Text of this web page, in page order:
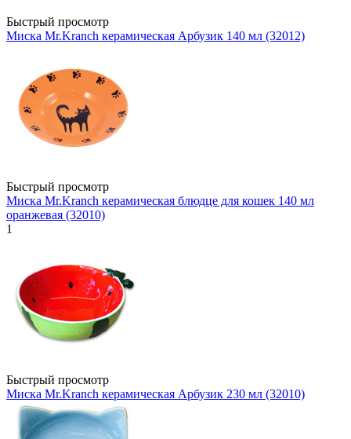
Быстрый просмотр
Миска Mr.Kranch керамическая Арбузик 140 мл (32012)
Быстрый просмотр
Миска Mr.Kranch керамическая блюдце для кошек 140 мл
оранжевая (32010)
1
Быстрый просмотр
Миска Mr.Kranch керамическая Арбузик 230 мл (32010)